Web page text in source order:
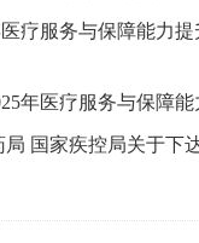
疗服务与保障能力
年医疗服务与保障
国家疾控局关于